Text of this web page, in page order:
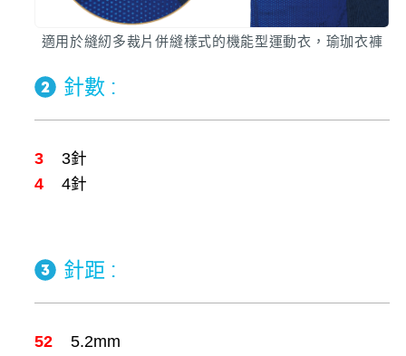
適用於縫紉多裁片併縫樣式的機能型運動衣，瑜珈衣褲
針數 :
3 3針
4 4針
針距 :
52 5.2mm